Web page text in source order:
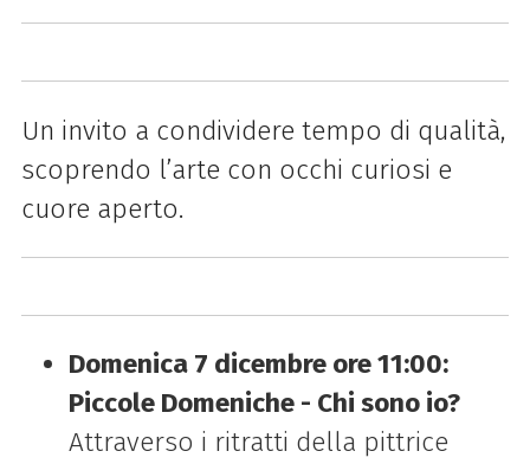
Un invito a condividere tempo di qualità,
scoprendo l’arte con occhi curiosi e
cuore aperto.
Domenica 7 dicembre ore 11:00:
Piccole Domeniche - Chi sono io?
Attraverso i ritratti della pittrice